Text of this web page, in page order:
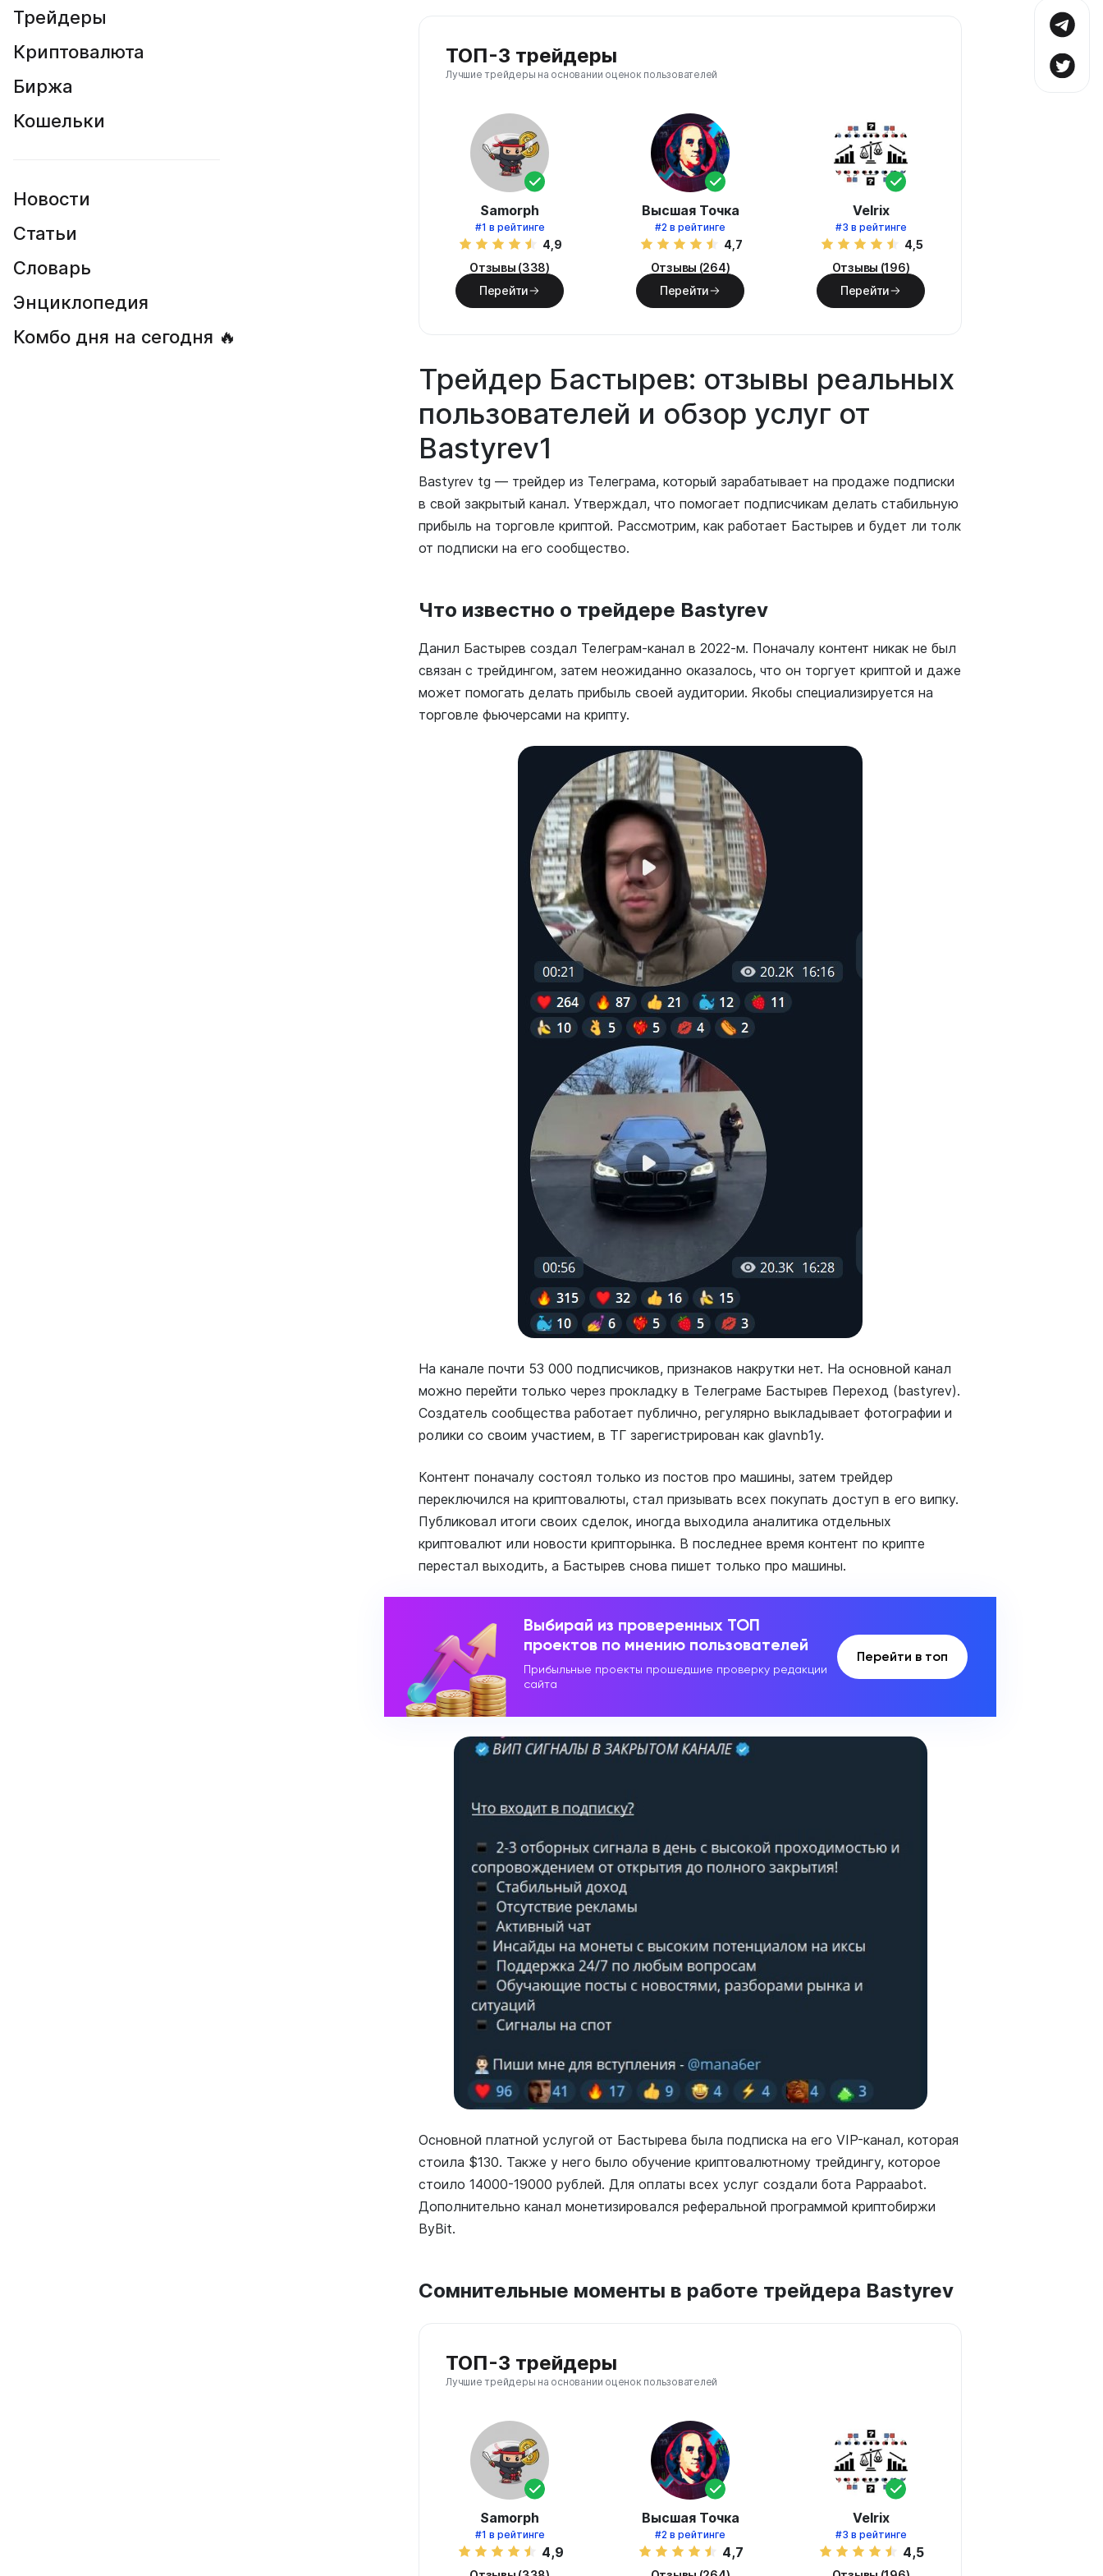
Трейдеры
Криптовалюта
Биржа
Кошельки
Новости
Статьи
Словарь
Энциклопедия
Комбо дня на сегодня 🔥
ТОП-3 трейдеры
Лучшие трейдеры на основании оценок пользователей
Samorph
#1 в рейтинге
4,9
Отзывы (338)
Перейти
Высшая Точка
#2 в рейтинге
4,7
Отзывы (264)
Перейти
Velrix
#3 в рейтинге
4,5
Отзывы (196)
Перейти
Трейдер Бастырев: отзывы реальных
пользователей и обзор услуг от
Bastyrev1
Bastyrev tg — трейдер из Телеграма, который зарабатывает на продаже подписки
в свой закрытый канал. Утверждал, что помогает подписчикам делать стабильную
прибыль на торговле криптой. Рассмотрим, как работает Бастырев и будет ли толк
от подписки на его сообщество.
Что известно о трейдере Bastyrev
Данил Бастырев создал Телеграм-канал в 2022-м. Поначалу контент никак не был
связан с трейдингом, затем неожиданно оказалось, что он торгует криптой и даже
может помогать делать прибыль своей аудитории. Якобы специализируется на
торговле фьючерсами на крипту.
На канале почти 53 000 подписчиков, признаков накрутки нет. На основной канал
можно перейти только через прокладку в Телеграме Бастырев Переход (bastyrev).
Создатель сообщества работает публично, регулярно выкладывает фотографии и
ролики со своим участием, в ТГ зарегистрирован как glavnb1y.
Контент поначалу состоял только из постов про машины, затем трейдер
переключился на криптовалюты, стал призывать всех покупать доступ в его випку.
Публиковал итоги своих сделок, иногда выходила аналитика отдельных
криптовалют или новости крипторынка. В последнее время контент по крипте
перестал выходить, а Бастырев снова пишет только про машины.
Выбирай из проверенных ТОП
проектов по мнению пользователей
Прибыльные проекты прошедшие проверку редакции
сайта
Перейти в топ
Основной платной услугой от Бастырева была подписка на его VIP-канал, которая
стоила $130. Также у него было обучение криптовалютному трейдингу, которое
стоило 14000-19000 рублей. Для оплаты всех услуг создали бота Pappaabot.
Дополнительно канал монетизировался реферальной программой криптобиржи
ByBit.
Сомнительные моменты в работе трейдера Bastyrev
ТОП-3 трейдеры
Лучшие трейдеры на основании оценок пользователей
Samorph
#1 в рейтинге
4,9
Высшая Точка
#2 в рейтинге
4,7
Velrix
#3 в рейтинге
4,5